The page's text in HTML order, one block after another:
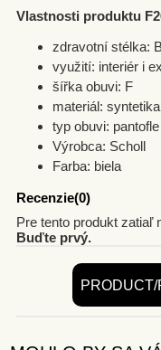
Vlastnosti produktu
zdravotní stélka:
využití: interiér i
šířka obuvi: F
materiál: syntetika
typ obuvi: pantofle
Výrobca: Scholl
Farba: biela
Recenzie(0)
Pre tento produkt zatiaľ
Buďte prvý.